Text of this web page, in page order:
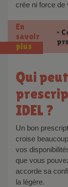
crée ni force de
En
savoir
plus
•
Qui peut devenir un bon
IDEL ?
Un bon prescripteur ne se résume pas à une personne qui
croise
vos
que vous
accorde sa
la légère.